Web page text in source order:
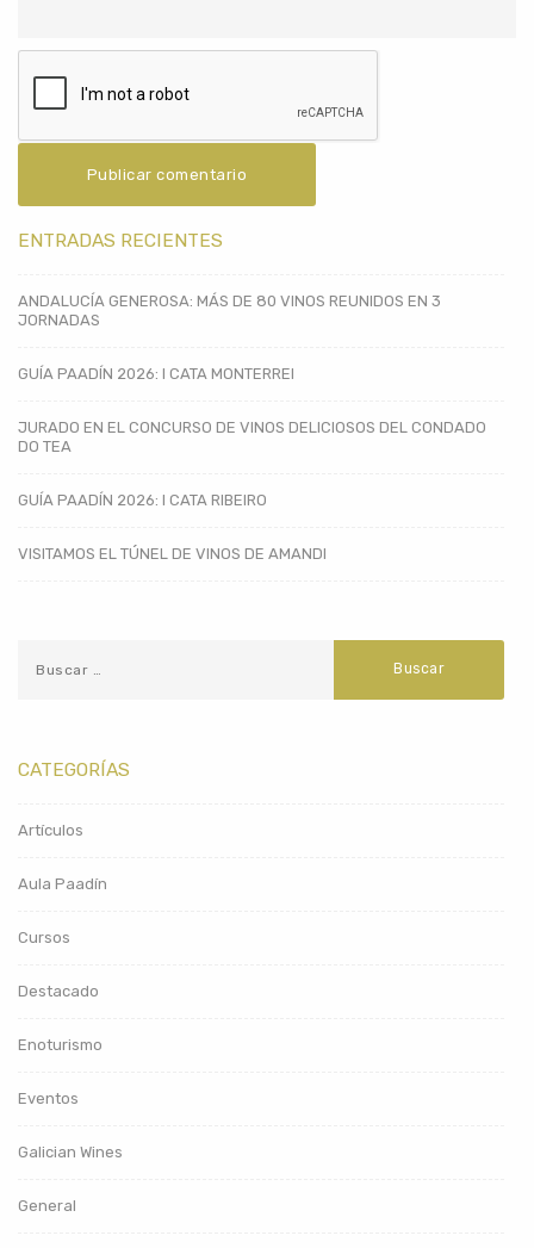
ENTRADAS RECIENTES
ANDALUCÍA GENEROSA: MÁS DE 80 VINOS REUNIDOS EN 3
JORNADAS
GUÍA PAADÍN 2026: I CATA MONTERREI
JURADO EN EL CONCURSO DE VINOS DELICIOSOS DEL CONDADO
DO TEA
GUÍA PAADÍN 2026: I CATA RIBEIRO
VISITAMOS EL TÚNEL DE VINOS DE AMANDI
CATEGORÍAS
Artículos
Aula Paadín
Cursos
Destacado
Enoturismo
Eventos
Galician Wines
General